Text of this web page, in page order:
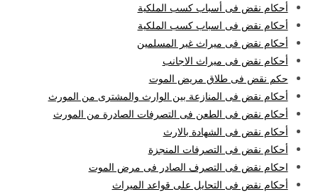
أحكام نقض فى أسباب كسب الملكية
أحكام نقض فى اسباب كسب الملكية
أحكام نقض فى ميراث غير المسلمين
أحكام نقض فى ميراث الاجانب
حكم نقض فى طلاق مريض الموت
أحكام نقض فى المنازعة بين الوارث والمشترى من المورث
أحكام نقض فى الطعن فى التصرفات الصادرة من المورث
أحكام نقض فى الشهادة بالارث
أحكام نقض فى التصرفات المنجزة
احكام نقض فى التصرف الصادر فى مرض الموت
أحكام نقض فى التحايل على قواعد الميراث